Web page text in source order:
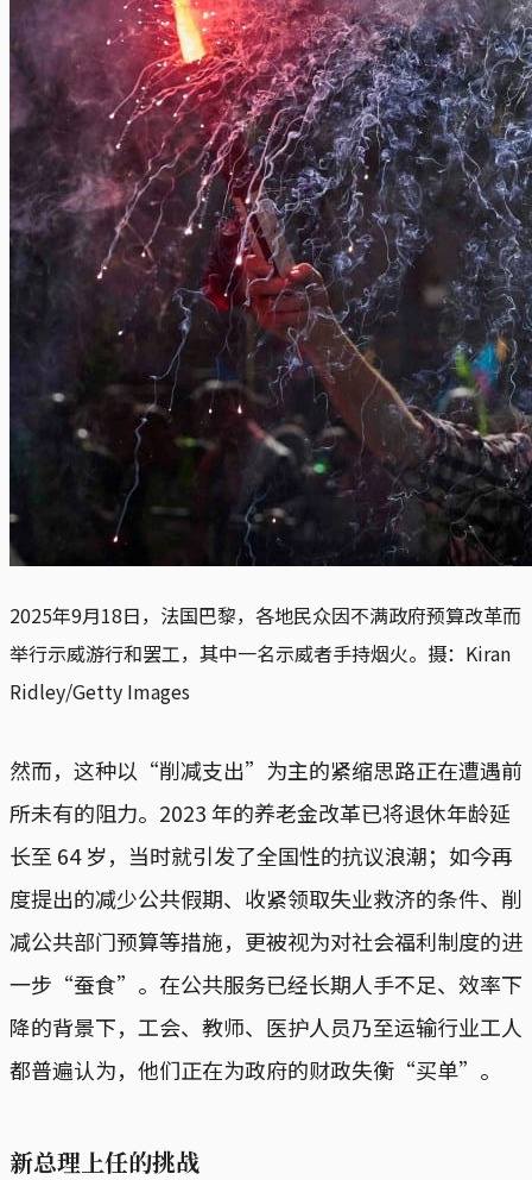
2025年9月18日，法国巴黎，各地民众因不满政府预算改革而
举行示威游行和罢工，其中一名示威者手持烟火。摄：Kiran
Ridley/Getty Images
然而，这种以“削减支出”为主的紧缩思路正在遭遇前
所未有的阻力。2023 年的养老金改革已将退休年龄延
长至 64 岁，当时就引发了全国性的抗议浪潮；如今再
度提出的减少公共假期、收紧领取失业救济的条件、削
减公共部门预算等措施，更被视为对社会福利制度的进
一步“蚕食”。在公共服务已经长期人手不足、效率下
降的背景下，工会、教师、医护人员乃至运输行业工人
都普遍认为，他们正在为政府的财政失衡“买单”。
新总理上任的挑战